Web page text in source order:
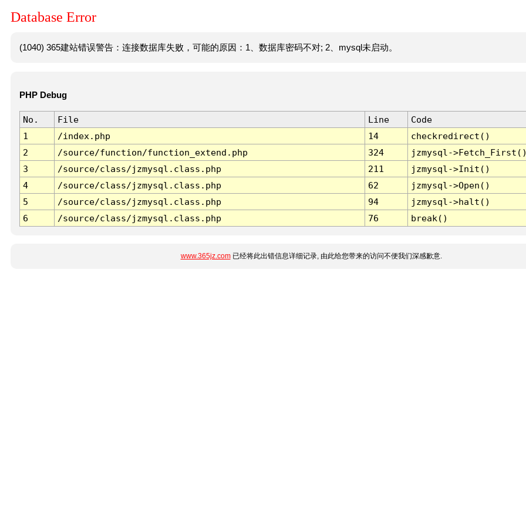
Database Error
(1040) 365建站错误警告：连接数据库失败，可能的原因：1、数据库密码不对; 2、mysql未启动。
PHP Debug
No. File Line
Code
1
/index.php 14
checkredirect()
2
/source/function/function_extend.php 324
jzmysql-
3
/source/class/jzmysql.class.php 211
jzmysql->Init()
4
/source/class/jzmysql.class.php 62
jzmysql->Open()
5
/source/class/jzmysql.class.php 94
jzmysql->halt()
6
/source/class/jzmysql.class.php 76 break()
www.365jz.com已经将此出错信息详细记录, 由此给您带来的访问不便我们深感歉意.